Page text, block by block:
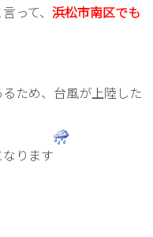
って、 浜松市南区でも
ため、台風が上陸した
ります